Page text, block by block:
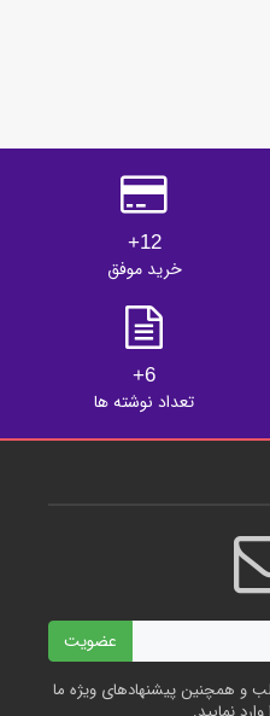
12+
خرید موفق
6+
تعداد نوشته ها
عضویت
و همچنین پیشنهادهای ویژه ما